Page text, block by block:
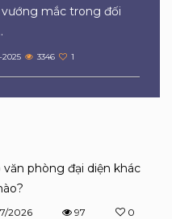
mắc trong đối
2025 3346 1
văn phòng đại diện khác
2026 97 0